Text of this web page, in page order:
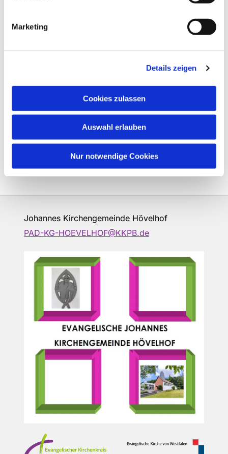
Marketing
Details zeigen
Cookies zulassen
Auswahl erlauben
Nur notwendige Cookies
Johannes Kirchengemeinde Hövelhof
PAD-KG-HOEVELHOF@KKPB.de